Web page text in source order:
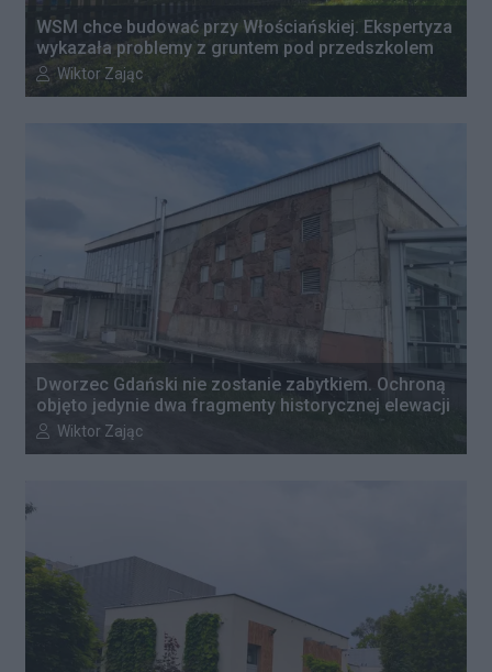
WSM chce budować przy Włościańskiej. Ekspertyza
wykazała problemy z gruntem pod przedszkolem
Autor artykułu:
Wiktor Zając
Dworzec Gdański nie zostanie zabytkiem. Ochroną
objęto jedynie dwa fragmenty historycznej elewacji
Autor artykułu:
Wiktor Zając